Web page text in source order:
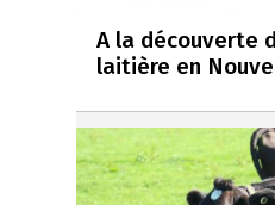
A la découverte
laitière en